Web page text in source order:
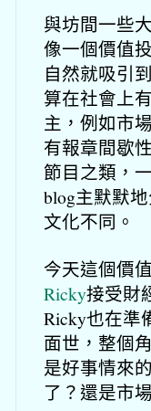
與坊間一些
像一個價值
自然就吸引
算在社會上
主，例如市
有報章間歇
節目之類，
blog主默默
文化不同。
今天這個價
Ricky接受財
Ricky也在準
面世，整個
是好事情來
了？還是市